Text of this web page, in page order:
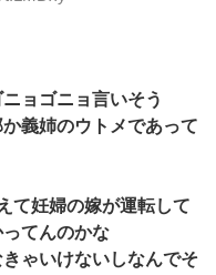
ョゴニョ言いそう
義姉のウトメであって
て妊婦の嫁が運転して
てんのかな
ゃいけないしなんでそ